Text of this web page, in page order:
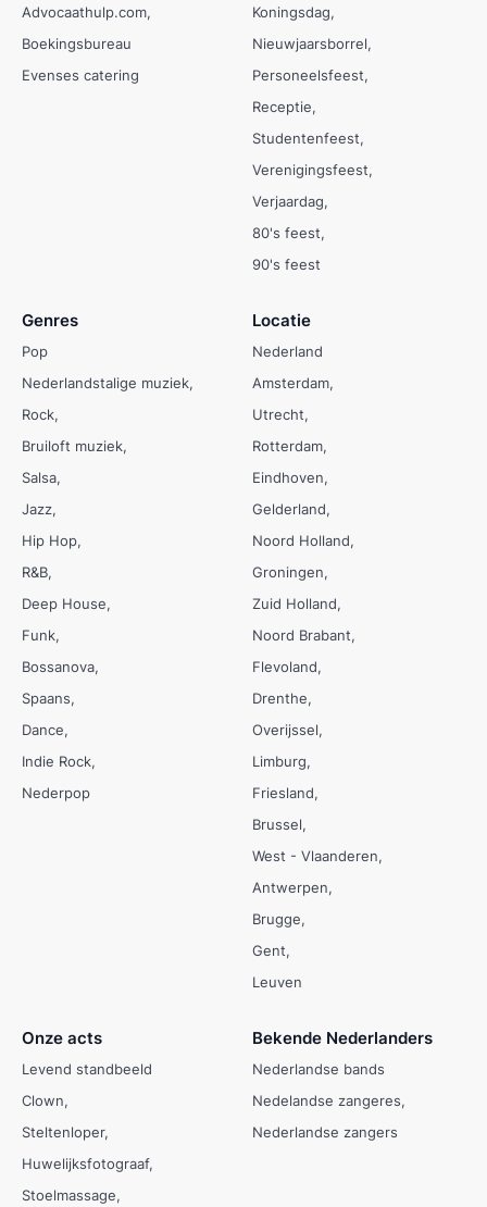
Advocaathulp.com
Boekingsbureau
Evenses catering
Koningsdag
Nieuwjaarsborrel
Personeelsfeest
Receptie
Studentenfeest
Verenigingsfeest
Verjaardag
80's feest
90's feest
Genres
Pop
Nederlandstalige muziek
Rock
Bruiloft muziek
Salsa
Jazz
Hip Hop
R&B
Deep House
Funk
Bossanova
Spaans
Dance
Indie Rock
Nederpop
Locatie
Nederland
Amsterdam
Utrecht
Rotterdam
Eindhoven
Gelderland
Noord Holland
Groningen
Zuid Holland
Noord Brabant
Flevoland
Drenthe
Overijssel
Limburg
Friesland
Brussel
West - Vlaanderen
Antwerpen
Brugge
Gent
Leuven
Onze acts
Levend standbeeld
Clown
Steltenloper
Huwelijksfotograaf
Stoelmassage
Bekende Nederlanders
Nederlandse bands
Nedelandse zangeres
Nederlandse zangers